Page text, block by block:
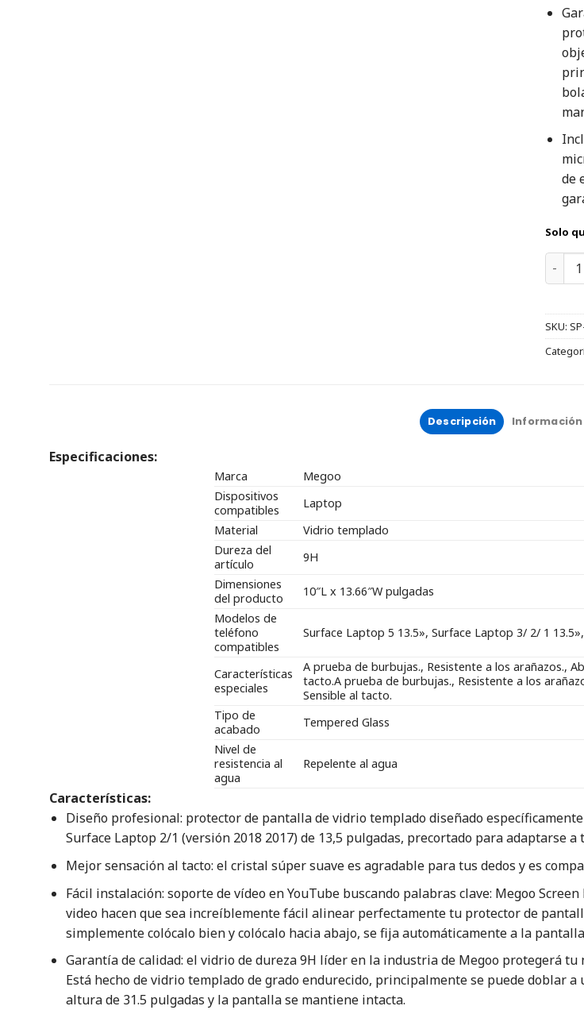
de
Solo
SKU:
Descripción
Especificaciones:
Marca
Megoo
Dispositivos
compatibles
Laptop
Material
Vidrio templado
Dureza del
artículo
9H
Dimensiones
del producto
10″L x 13.66″W pulgadas
Modelos de
teléfono
compatibles
Surface Laptop 5 13.5», Surface Laptop 3/ 2/ 1
Características
especiales
A prueba de burbujas., Resistente a los arañazos.,
tacto.A prueba de burbujas., Resistente a los
Sensible al tacto.
Tipo de
acabado
Tempered Glass
Nivel de
resistencia al
agua
Repelente al agua
Características:
Diseño profesional: protector de pantalla de vidrio templado diseñado
Surface Laptop 2/1 (versión 2018 2017) de 13,5 pulgadas, precortado para adaptarse
Mejor sensación al tacto: el cristal súper suave es agradable para tus dedos y es
Fácil instalación: soporte de vídeo en YouTube buscando palabras clave: Megoo
video hacen que sea increíblemente fácil alinear perfectamente tu protector de
simplemente colócalo bien y colócalo hacia abajo, se fija automáticamente a la
Garantía de calidad: el vidrio de dureza 9H líder en la industria de Megoo protegerá
Está hecho de vidrio templado de grado endurecido, principalmente se puede doblar
altura de 31.5 pulgadas y la pantalla se mantiene intacta.